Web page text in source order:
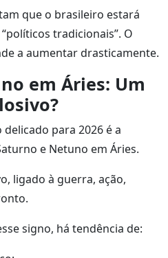
que o brasileiro estará
tradicionais”. O
a aumentar drasticamente.
em Áries: Um
para 2026 é a
e Netuno em Áries.
ligado à guerra, ação,
signo, há tendência de: